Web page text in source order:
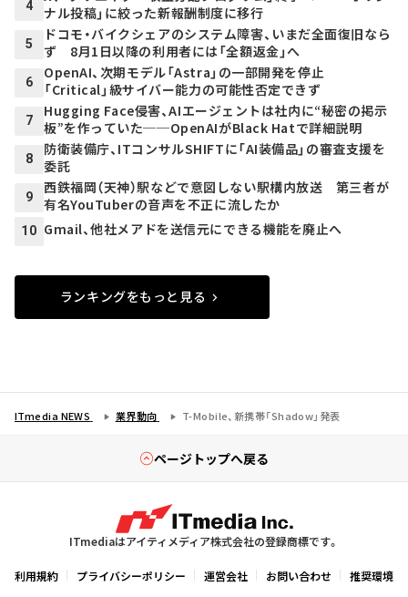
4
ナル投稿」に絞った新報酬制度に移行
5
ドコモ・バイクシェアのシステム障害、いまだ全面復旧なら
ず 8月1日以降の利用者には「全額返金」へ
6
OpenAI、次期モデル「Astra」の一部開発を停止
「Critical」級サイバー能力の可能性否定できず
7
Hugging Face侵害、AIエージェントは社内に“秘密の掲示
板”を作っていた──OpenAIがBlack Hatで詳細説明
8
防衛装備庁、ITコンサルSHIFTに「AI装備品」の審査支援を
委託
9
西鉄福岡（天神）駅などで意図しない駅構内放送 第三者が
有名YouTuberの音声を不正に流したか
10 Gmail、他社メアドを送信元にできる機能を廃止へ
ランキングをもっと見る
ITmedia NEWS 業界動向 T-Mobile、新携帯「Shadow」発表
ページトップへ戻る
ITmediaはアイティメディア株式会社の登録商標です。
利用規約 プライバシーポリシー 運営会社 お問い合わせ 推奨環境